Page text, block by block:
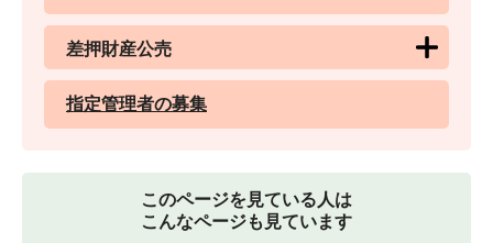
差押財産公売
指定管理者の募集
このページを見ている人は
こんなページも見ています